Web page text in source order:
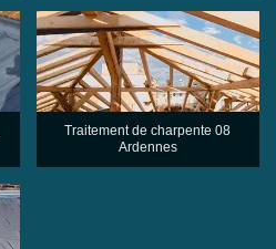
Traitement de charpente 08
Ardennes